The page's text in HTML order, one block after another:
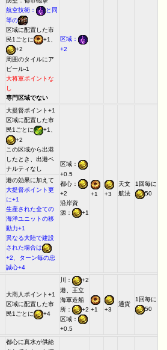
航空技術：
と同
等の
区域に配置した市
民1ごとに
+1、
+2
周囲のタイルにア
ピール-1
大将軍ポイントな
し
専門区域でない
区域：
+2
大提督ポイント+1
区域に配置した市
民1ごとに
+1、
+2
この区域から出港
したとき、出港ペ
ナルティなし
区域：
+0.5
都心：
+2
沿岸資
源：
+1
+1 +3
天文
航法
1回毎に
50
港の効果に加えて
大提督ポイント更
に+1
生産された全ての
海洋ユニットの移
動力+1
異なる大陸で建設
された場合は
+2、ターン毎の忠
誠心+4
大商人ポイント+1
区域に配置した市
民1ごとに
+4
川：
+2
港、王立
海軍造船
所：
+2
区域：
+0.5
+1 +3
通貨
1回毎に
50
都心に真水が供給